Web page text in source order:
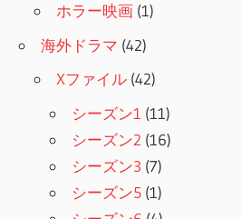
ホラー映画 (1)
海外ドラマ (42)
Xファイル (42)
シーズン1 (11)
シーズン2 (16)
シーズン3 (7)
シーズン5 (1)